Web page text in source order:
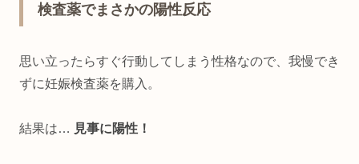
検査薬でまさかの陽性反応
思い立ったらすぐ行動してしまう性格なので、我慢でき
ずに妊娠検査薬を購入。
結果は… 見事に陽性！